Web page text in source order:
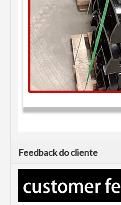
Feedback do cliente